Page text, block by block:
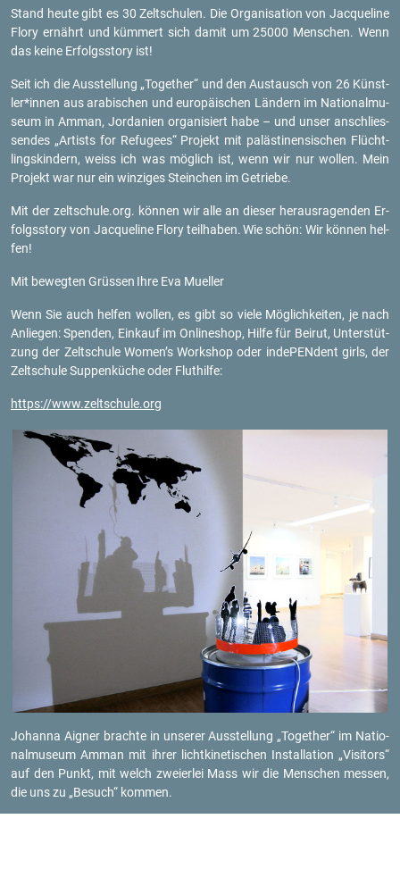
Stand heute gibt es 30 Zelt­schu­len. Die Or­ga­ni­sa­ti­on von Jac­que­line
Flory er­nährt und küm­mert sich damit um 25000 Men­schen. Wenn
das keine Er­folgs­sto­ry ist!
Seit ich die Aus­stel­lung „To­ge­ther“ und den Aus­tausch von 26 Künst­
ler*innen aus ara­bi­schen und eu­ro­päi­schen Län­dern im Na­tio­nal­mu­
se­um in Amman, Jor­da­ni­en or­ga­ni­siert habe – und unser an­schlies­
sen­des „Ar­tists for Re­fu­gees“ Pro­jekt mit pa­läs­ti­nen­si­schen Flücht­
lings­kin­dern, weiss ich was mög­lich ist, wenn wir nur wol­len. Mein
Pro­jekt war nur ein win­zi­ges Stein­chen im Ge­trie­be.
Mit der zelt­schu­le.org. kön­nen wir alle an die­ser her­aus­ra­gen­den Er­
folgs­sto­ry von Jac­que­line Flory teil­ha­ben. Wie schön: Wir kön­nen hel­
fen!
Mit be­weg­ten Grüs­sen Ihre Eva Mu­el­ler
Wenn Sie auch hel­fen wol­len, es gibt so viele Mög­lich­kei­ten, je nach
An­lie­gen: Spen­den, Ein­kauf im On­line­shop, Hilfe für Bei­rut, Un­ter­stüt­
zung der Zelt­schu­le Women’s Work­shop oder in­de­PEN­dent girls, der
Zelt­schu­le Sup­pen­kü­che oder Flut­hil­fe:
https://​www.​zeltschule.​org
Jo­han­na Ai­gner brach­te in un­se­rer Aus­stel­lung „To­ge­ther“ im Na­tio­
nal­mu­se­um Amman mit ihrer licht­ki­ne­ti­schen In­stal­la­ti­on „Vi­si­tors“
auf den Punkt, mit welch zwei­er­lei Mass wir die Men­schen mes­sen,
die uns zu „Be­such“ kom­men.